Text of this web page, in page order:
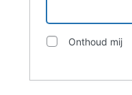
Onthoud mij